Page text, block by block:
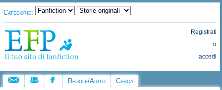
Categorie:
Registrati
o
accedi
Regole/Aiuto Cerca